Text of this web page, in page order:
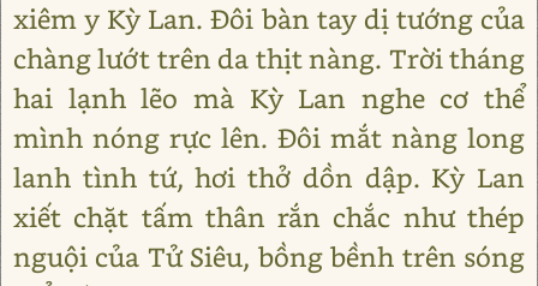
xiêm y Kỳ Lan. Đôi bàn tay dị tướng của
chàng lướt trên da thịt nàng. Trời tháng
hai lạnh lẽo mà Kỳ Lan nghe cơ thể
mình nóng rực lên. Đôi mắt nàng long
lanh tình tứ, hơi thở dồn dập. Kỳ Lan
xiết chặt tấm thân rắn chắc như thép
nguội của Tử Siêu, bồng bềnh trên sóng